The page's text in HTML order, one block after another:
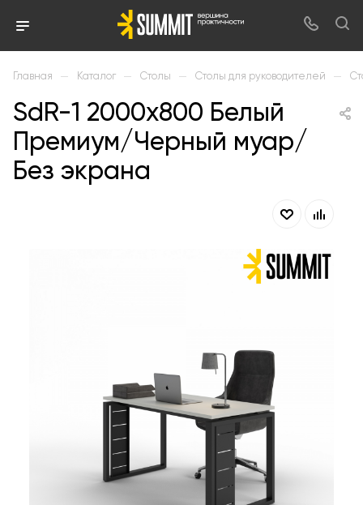
Главная — Каталог — Столы — Столы для руководителей —
SdR-1 2000х800 Белый
Премиум/Черный муар/
Без экрана